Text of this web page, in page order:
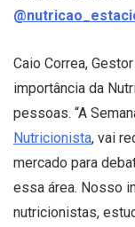
Caio Correa,
importância da
pessoas. “A
Nutricionista, vai
mercado para
essa área. Nosso
nutricionistas,